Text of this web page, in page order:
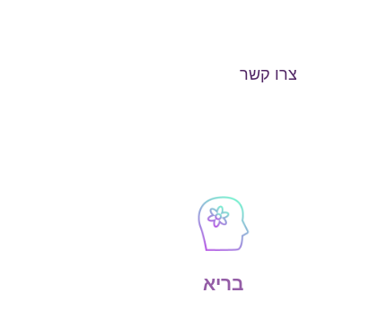
צרו קשר
בריא